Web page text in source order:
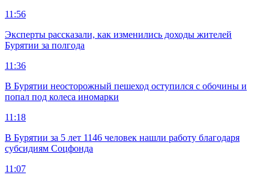
11:56
Эксперты рассказали, как изменились доходы жителей
Бурятии за полгода
11:36
В Бурятии неосторожный пешеход оступился с обочины и
попал под колеса иномарки
11:18
В Бурятии за 5 лет 1146 человек нашли работу благодаря
субсидиям Соцфонда
11:07